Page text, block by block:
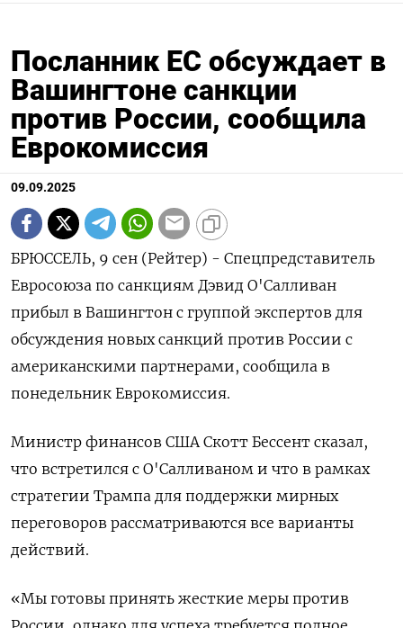
Посланник ЕС обсуждает в
Вашингтоне санкции
против России, сообщила
Еврокомиссия
09.09.2025
БРЮССЕЛЬ, 9 сен (Рейтер) - Спецпредставитель
Евросоюза по санкциям Дэвид О'Салливан
прибыл в Вашингтон с группой экспертов для
обсуждения новых санкций против России с
американскими партнерами, сообщила в
понедельник Еврокомиссия.
Министр финансов США Скотт Бессент сказал,
что встретился с О'Салливаном и что в рамках
стратегии Трампа для поддержки мирных
переговоров рассматриваются все варианты
действий.
«Мы готовы принять жесткие меры против